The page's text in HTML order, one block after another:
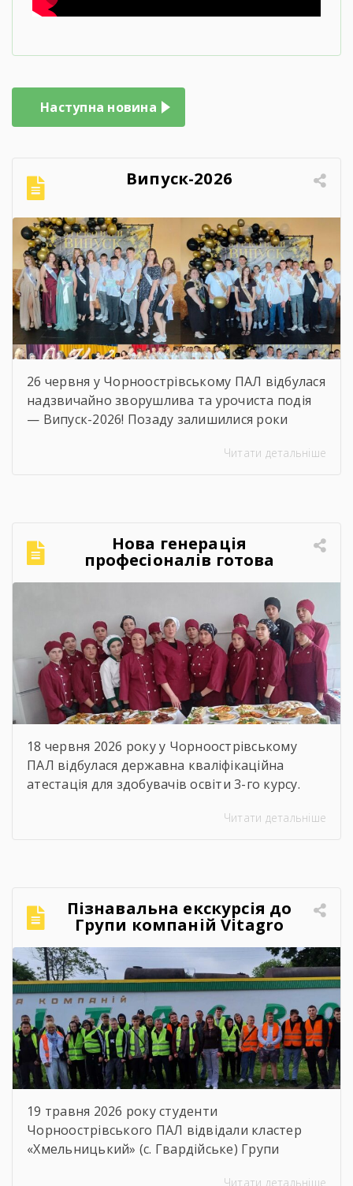
Навігація
записів
Наступна новина
Випуск-2026
26 червня у Чорноострівському ПАЛ відбулася
надзвичайно зворушлива та урочиста подія
— Випуск-2026! Позаду залишилися роки
професійних перемог та яскравого
міцним фундаментом для вашого успіху! За
традицією, […]
Читати детальніше
Нова генерація
професіоналів готова
підкорювати кулінарний
18 червня 2026 року у Чорноострівському
ПАЛ відбулася державна кваліфікаційна
атестація для здобувачів освіти 3-го курсу.
«Кухар; кулінар борошняних виробів;
шлях навчання, але сьогодні довели, що
праця, наполегливість та любов […]
Читати детальніше
Пізнавальна екскурсія до
Групи компаній Vitagro
19 травня 2026 року студенти
Чорноострівського ПАЛ відвідали кластер
«Хмельницький» (с. Гвардійське) Групи
Читати детальніше